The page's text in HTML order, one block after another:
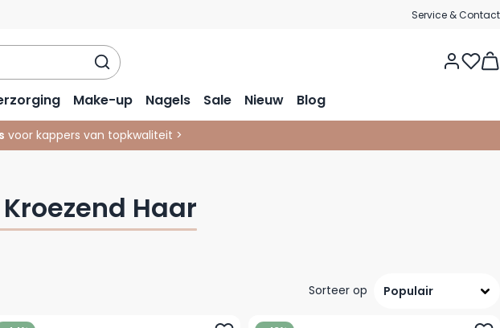
Service & Contact
Make-up Nagels Sale Nieuw Blog
voor kappers van topkwaliteit >
Haar
Sorteer op